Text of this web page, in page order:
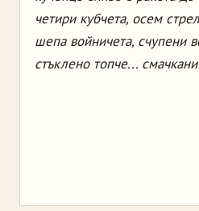
четири кубчета, осем
шепа войничета, счупени
стъклено топче...